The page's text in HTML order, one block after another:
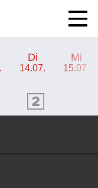
Di
14.07.
Mi
15.07.
2 Programm